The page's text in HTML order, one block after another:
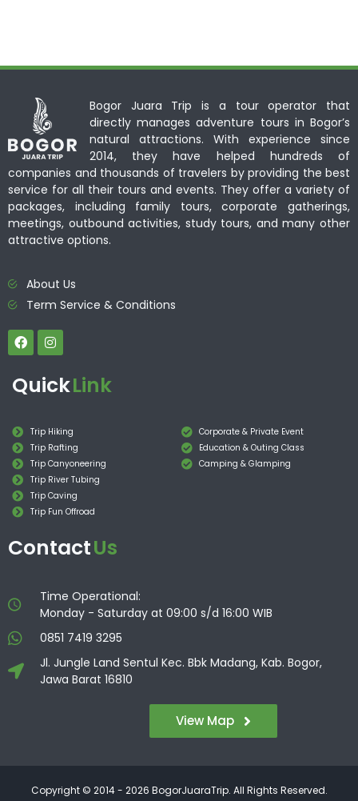
Bogor Juara Trip is a tour operator that
directly manages adventure tours in Bogor’s
natural attractions. With experience since
2014, they have helped hundreds of
companies and thousands of travelers by providing the best
service for all their tours and events. They offer a variety of
packages, including family tours, corporate gatherings,
meetings, outbound activities, study tours, and many other
attractive options.
About Us
Term Service & Conditions
QuickLink
Trip Hiking
Trip Rafting
Trip Canyoneering
Trip River Tubing
Trip Caving
Trip Fun Offroad
Corporate & Private Event
Education & Outing Class
Camping & Glamping
ContactUs
Time Operational:
Monday - Saturday at 09:00 s/d 16:00 WIB
0851 7419 3295
Jl. Jungle Land Sentul Kec. Bbk Madang, Kab. Bogor,
Jawa Barat 16810
View Map
Copyright © 2014 - 2026 BogorJuaraTrip. All Rights Reserved.